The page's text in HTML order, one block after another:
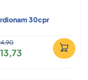
30cpr